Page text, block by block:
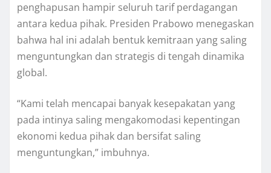
penghapusan hampir seluruh tarif perdagangan
antara kedua pihak. Presiden Prabowo menegaskan
bahwa hal ini adalah bentuk kemitraan yang saling
menguntungkan dan strategis di tengah dinamika
global.
“Kami telah mencapai banyak kesepakatan yang
pada intinya saling mengakomodasi kepentingan
ekonomi kedua pihak dan bersifat saling
menguntungkan,” imbuhnya.